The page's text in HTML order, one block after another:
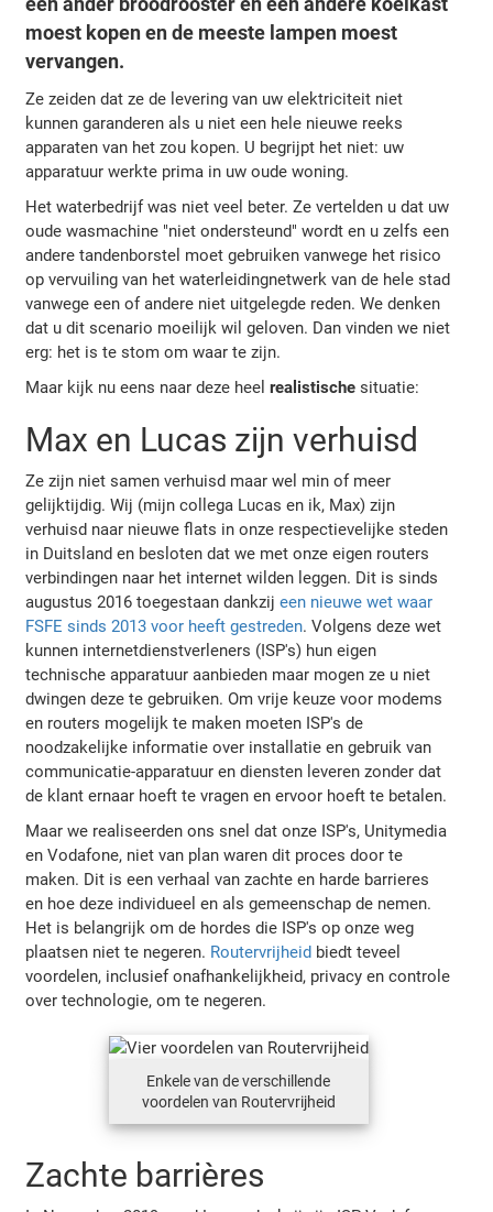
moest kopen en de meeste lampen moest
vervangen.
Ze zeiden dat ze de levering van uw elektriciteit niet
kunnen garanderen als u niet een hele nieuwe reeks
apparaten van het zou kopen. U begrijpt het niet: uw
apparatuur werkte prima in uw oude woning.
Het waterbedrijf was niet veel beter. Ze vertelden u dat uw
oude wasmachine "niet ondersteund" wordt en u zelfs een
andere tandenborstel moet gebruiken vanwege het risico
op vervuiling van het waterleidingnetwerk van de hele stad
vanwege een of andere niet uitgelegde reden. We denken
dat u dit scenario moeilijk wil geloven. Dan vinden we niet
erg: het is te stom om waar te zijn.
Maar kijk nu eens naar deze heelrealistische situatie:
Max en Lucas zijn verhuisd
Ze zijn niet samen verhuisd maar wel min of meer
gelijktijdig. Wij (mijn collega Lucas en ik, Max) zijn
verhuisd naar nieuwe flats in onze respectievelijke steden
in Duitsland en besloten dat we met onze eigen routers
verbindingen naar het internet wilden leggen. Dit is sinds
augustus 2016 toegestaan dankzijeen nieuwe wet waar
FSFE sinds 2013 voor heeft gestreden. Volgens deze wet
kunnen internetdienstverleners (ISP's) hun eigen
technische apparatuur aanbieden maar mogen ze u niet
dwingen deze te gebruiken. Om vrije keuze voor modems
en routers mogelijk te maken moeten ISP's de
noodzakelijke informatie over installatie en gebruik van
communicatie-apparatuur en diensten leveren zonder dat
de klant ernaar hoeft te vragen en ervoor hoeft te betalen.
Maar we realiseerden ons snel dat onze ISP's, Unitymedia
en Vodafone, niet van plan waren dit proces door te
maken. Dit is een verhaal van zachte en harde barrieres
en hoe deze individueel en als gemeenschap de nemen.
Het is belangrijk om de hordes die ISP's op onze weg
plaatsen niet te negeren. Routervrijheid biedt teveel
voordelen, inclusief onafhankelijkheid, privacy en controle
over technologie, om te negeren.
Enkele van de verschillende
voordelen van Routervrijheid
Zachte barrières